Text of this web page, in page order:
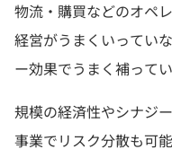
物流・購買などのオペ
経営がうまくいってい
ー効果でうまく補ってい
規模の経済性やシナジ
事業でリスク分散も可